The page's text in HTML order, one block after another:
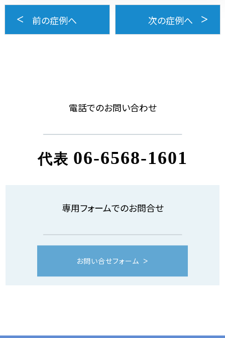
前の症例へ 次の症例へ
電話でのお問い合わせ
代表 06-6568-1601
専用フォームでのお問合せ
お問い合せフォーム